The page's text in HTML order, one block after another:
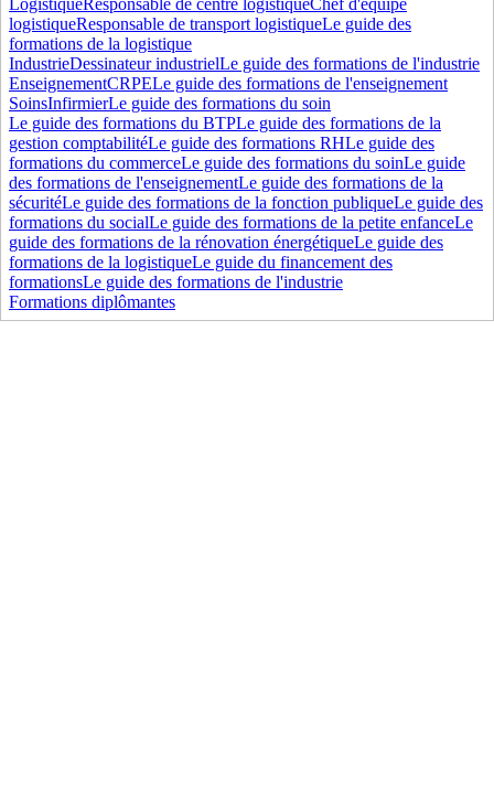
logistiqueResponsable de transport logistiqueLe guide des
formations de la logistique
IndustrieDessinateur industrielLe guide des formations de l'industrie
EnseignementCRPELe guide des formations de l'enseignement
SoinsInfirmierLe guide des formations du soin
Le guide des formations du BTPLe guide des formations de la
gestion comptabilitéLe guide des formations RHLe guide des
formations du commerceLe guide des formations du soinLe guide
des formations de l'enseignementLe guide des formations de la
sécuritéLe guide des formations de la fonction publiqueLe guide des
formations du socialLe guide des formations de la petite enfanceLe
guide des formations de la rénovation énergétiqueLe guide des
formations de la logistiqueLe guide du financement des
formationsLe guide des formations de l'industrie
Formations diplômantes